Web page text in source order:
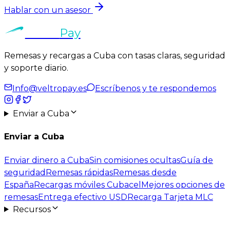
Hablar con un asesor
Pay
Remesas y recargas a Cuba con tasas claras, seguridad
y soporte diario.
Info@veltropay.es Escríbenos y te respondemos
Enviar a Cuba
Enviar a Cuba
Enviar dinero a CubaSin comisiones ocultasGuía de
seguridad Remesas rápidasRemesas desde
EspañaRecargas móviles Cubacel Mejores opciones de
remesasEntrega efectivo USDRecarga Tarjeta MLC
Recursos